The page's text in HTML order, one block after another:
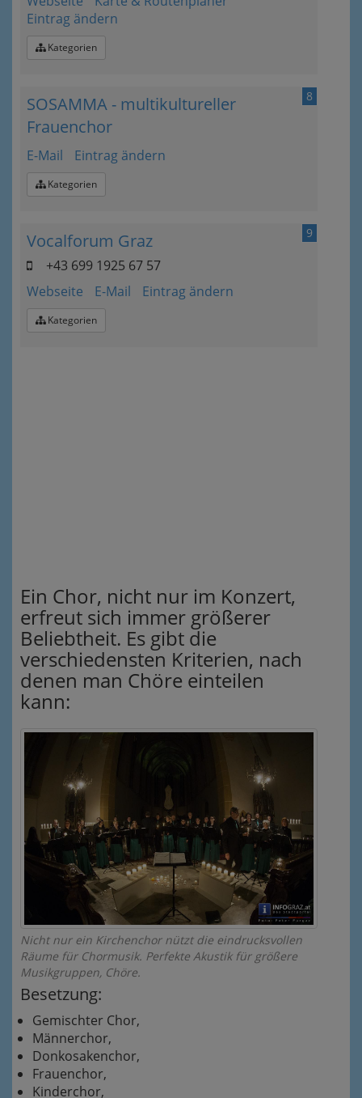
Eintrag ändern
Kategorien
8
SOSAMMA - multikultureller
Frauenchor
E-Mail Eintrag ändern
Kategorien
9
Vocalforum Graz
+43 699 1925 67 57
Webseite
E-Mail Eintrag ändern
Kategorien
Ein Chor, nicht nur im Konzert,
erfreut sich immer größerer
Beliebtheit. Es gibt die
verschiedensten Kriterien, nach
denen man Chöre einteilen
kann:
Nicht nur ein Kirchenchor nützt die eindrucksvollen
Räume für Chormusik. Perfekte Akustik für größere
Musikgruppen, Chöre.
Besetzung:
Gemischter Chor,
Männerchor,
Donkosakenchor,
Frauenchor,
Kinderchor,